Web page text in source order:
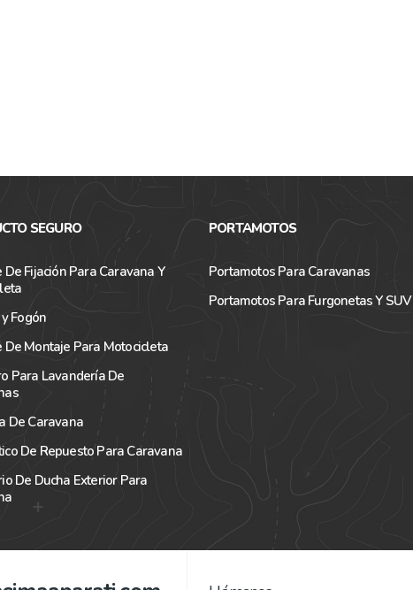
SEGURO
Fijación Para Caravana Y
Fogón
De Montaje Para Motocicleta
Para Lavandería De
De Caravana
De Repuesto Para Caravana
De Ducha Exterior Para
PORTAMOTOS
Portamotos Para Caravanas
Portamotos Para Furgonetas Y SUV